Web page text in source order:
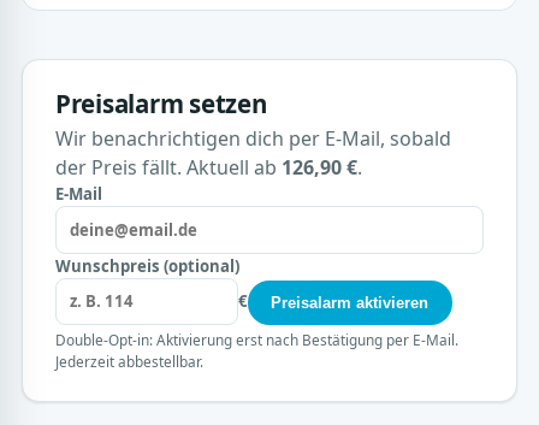
Preisalarm setzen
Wir benachrichtigen dich per E-Mail, sobald
der Preis fällt. Aktuell ab 126,90 €.
E-Mail
Wunschpreis (optional)
€
Preisalarm aktivieren
Double-Opt-in: Aktivierung erst nach Bestätigung per E-Mail.
Jederzeit abbestellbar.